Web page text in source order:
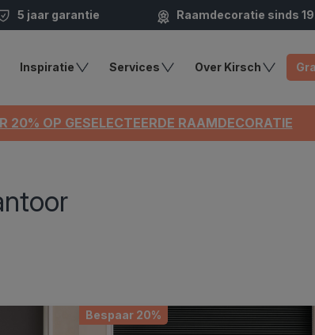
5 jaar garantie Raamdecoratie sinds
Inspiratie Services Over Kirsch
20% OP GESELECTEERDE RAAMDECORATIE
Bespaar 20%